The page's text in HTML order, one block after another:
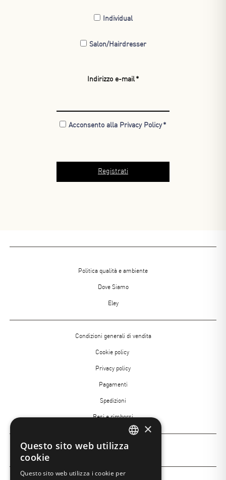
Individual
Salon/Hairdresser
Indirizzo e-mail
Acconsento alla Privacy Policy
Politica qualità e ambiente
Dove Siamo
Eley
Condizioni generali di vendita
Cookie policy
Privacy policy
Pagamenti
Spedizioni
Resi e rimborsi
Menù
Footer
Insight Academy
×
Questo sito web utilizza
cookie
Questo sito web utilizza i cookie per